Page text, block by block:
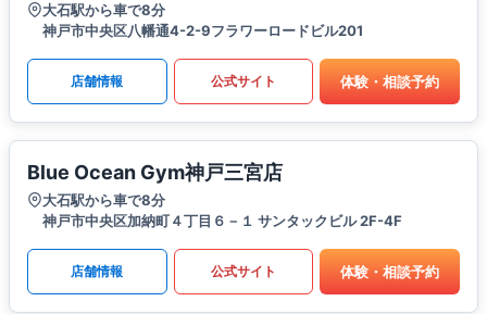
大石駅から車で8分
神戸市中央区八幡通4-2-9フラワーロードビル201
店舗情報 公式サイト 体験・相談予約
Blue Ocean Gym神戸三宮店
大石駅から車で8分
神戸市中央区加納町４丁目６－１ サンタックビル 2F-4F
店舗情報 公式サイト 体験・相談予約